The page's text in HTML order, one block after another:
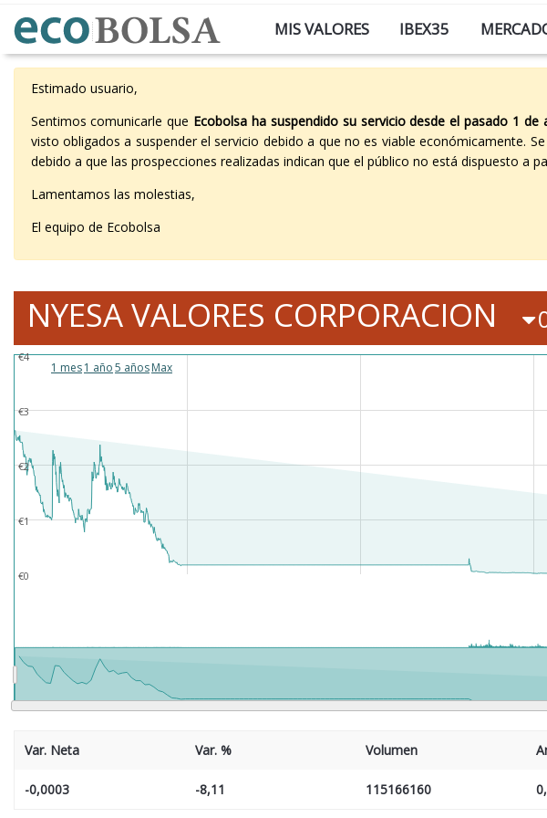
MIS VALORES IBEX35
Estimado usuario,
Sentimos comunicarle que Ecobolsa ha suspendido su servicio desde el pasado 1 de
visto obligados a suspender el servicio debido a que no es viable económicamente.
debido a que las prospecciones realizadas indican que el público no está dispuesto
Lamentamos las molestias,
El equipo de Ecobolsa
NYESA VALORES CORPORACION
1 mes1 año5 añosMax
€0
€1
€2
€3
€4
Var. Neta Var. % Volumen
-0,0003 -8,11 115166160